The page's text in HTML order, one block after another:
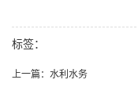
标签：
上一篇： 水利水务